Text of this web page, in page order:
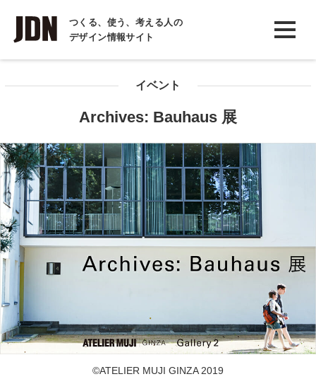
つくる、使う、考える人の
デザイン情報サイト
INTERVIEW
インタビュー
コラム
イベント
Archives: Bauhaus 展
©️ATELIER MUJI GINZA 2019